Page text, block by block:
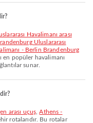
Uluslararası
- Berlin Brandenburg
en popüler havalimanı
sunar.
arası uçuş ,Athens -
rotalarıdır. Bu rotalar